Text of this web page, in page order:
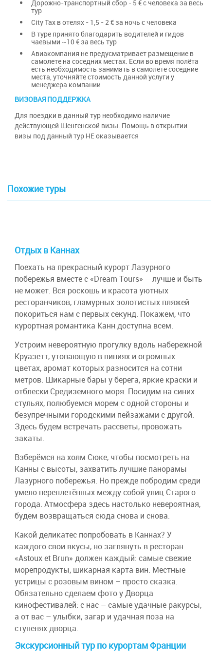
Дорожно-транспортный сбор - 5 € с человека за весь
тур
City Tax в отелях - 1,5 - 2 € за ночь с человека
В туре принято благодарить водителей и гидов
чаевыми ~10 € за весь тур
Авиакомпания не предусматривает размещение в
самолете на соседних местах. Если во время полёта
есть необходимость занимать в самолете соседние
места, уточняйте стоимость данной услуги у
менеджера компании
ВИЗОВАЯ ПОДДЕРЖКА
Для поездки в данный тур необходимо наличие
действующей Шенгенской визы. Помощь в открытии
визы под данный тур НЕ оказывается
Похожие туры
Отдых в Каннах
Поехать на прекрасный курорт Лазурного
побережья вместе с «Dream Tours» – лучше и быть
не может. Вся роскошь и красота уютных
ресторанчиков, гламурных золотистых пляжей
покориться нам с первых секунд. Покажем, что
курортная романтика Канн доступна всем.
Устроим невероятную прогулку вдоль набережной
Круазетт, утопающую в пиниях и огромных
цветах, аромат которых разносится на сотни
метров. Шикарные бары у берега, яркие краски и
отблески Средиземного моря. Посидим на синих
стульях, полюбуемся морем с одной стороны и
безупречными городскими пейзажами с другой.
Здесь будем встречать рассветы, провожать
закаты.
Взберёмся на холм Сюке, чтобы посмотреть на
Канны с высоты, захватить лучшие панорамы
Лазурного побережья. Но прежде побродим среди
умело переплетённых между собой улиц Старого
города. Атмосфера здесь настолько невероятная,
будем возвращаться сюда снова и снова.
Какой деликатес попробовать в Каннах? У
каждого свои вкусы, но заглянуть в ресторан
«Astoux et Brun» должен каждый: самые свежие
морепродукты, шикарная карта вин. Местные
устрицы с розовым вином – просто сказка.
Обязательно сделаем фото у Дворца
кинофестивалей: с нас – самые удачные ракурсы,
а от вас – улыбки, загар и удачная поза на
ступенях дворца.
Экскурсионный тур по курортам Франции